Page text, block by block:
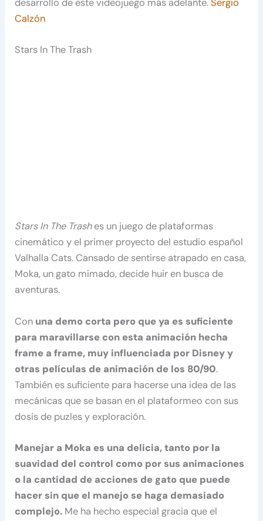
desarrollo de este videojuego más adelante.Sergio
Calzón
Stars In The Trash
Stars In The Trashes un juego de plataformas
cinemático y el primer proyecto del estudio español
Valhalla Cats. Cansado de sentirse atrapado en casa,
Moka, un gato mimado, decide huir en busca de
aventuras.
Con una demo corta pero que ya es suficiente
para maravillarse con esta animación hecha
frame a frame, muy influenciada por Disney y
otras películas de animación de los 80/90.
También es suficiente para hacerse una idea de las
mecánicas que se basan en el plataformeo con sus
dosis de puzles y exploración.
Manejar a Moka es una delicia, tanto por la
suavidad del control como por sus animaciones
o la cantidad de acciones de gato que puede
hacer sin que el manejo se haga demasiado
complejo. Me ha hecho especial gracia que el